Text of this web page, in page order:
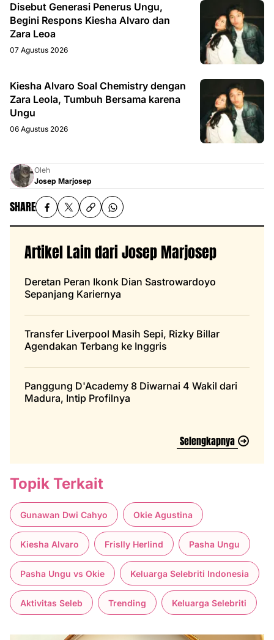
Disebut Generasi Penerus Ungu,
Begini Respons Kiesha Alvaro dan
Zara Leoa
07 Agustus 2026
Kiesha Alvaro Soal Chemistry dengan
Zara Leola, Tumbuh Bersama karena
Ungu
06 Agustus 2026
Oleh
Josep Marjosep
SHARE
Artikel Lain dari Josep Marjosep
Deretan Peran Ikonk Dian Sastrowardoyo
Sepanjang Kariernya
Transfer Liverpool Masih Sepi, Rizky Billar
Agendakan Terbang ke Inggris
Panggung D'Academy 8 Diwarnai 4 Wakil dari
Madura, Intip Profilnya
Selengkapnya
Topik Terkait
Gunawan Dwi Cahyo Okie Agustina
Kiesha Alvaro Frislly Herlind Pasha Ungu
Pasha Ungu vs Okie Keluarga Selebriti Indonesia
Aktivitas Seleb Trending Keluarga Selebriti